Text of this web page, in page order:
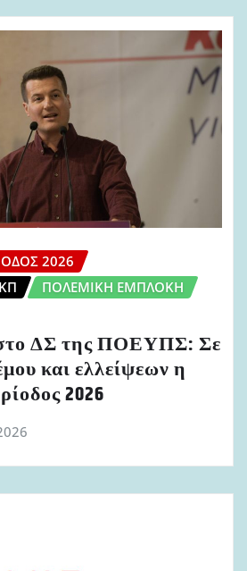
2026
ΠΟΛΕΜΙΚΉ ΕΜΠΛΟΚΉ
ΔΣ της ΠΟΕΥΠΣ: Σε
και ελλείψεων η
2026